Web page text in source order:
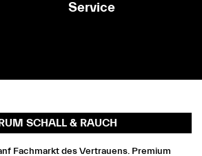
Service
SCHALL & RAUCH
Fachmarkt des Vertrauens. Premium